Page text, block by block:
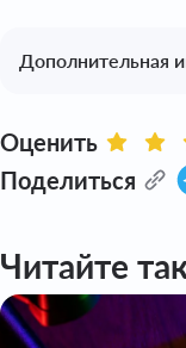
Дополнительная
Оценить
Поделиться
Читайте